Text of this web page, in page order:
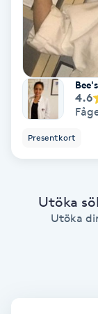
Rosacea
Rosenmetoden
Ryggmassage
Samtalsterapi
4.6
Presentkort
Utöka
Utöka